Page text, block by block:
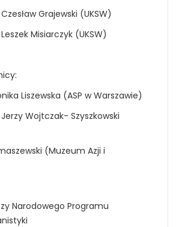
Grajewski (UKSW)
Misiarczyk (UKSW)
Liszewska (ASP w Warszawie)
Wojtczak- Szyszkowski
(Muzeum Azji i
Narodowego Programu